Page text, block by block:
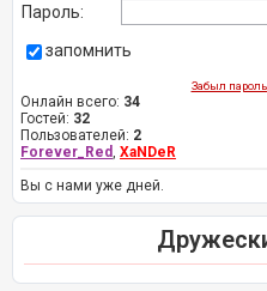
Пароль:
запомнить
Забыл пароль
Онлайн всего: 34
Гостей: 32
Пользователей: 2
Forever_Red, XaNDeR
Вы с нами уже дней.